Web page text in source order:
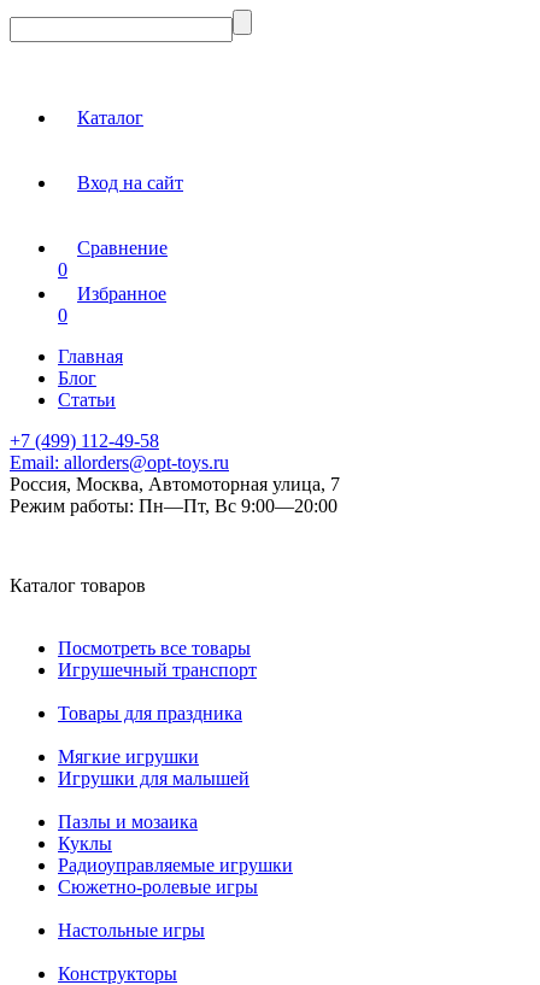
Каталог
Вход на сайт
Сравнение
0
Избранное
0
Главная
Блог
Статьи
+7 (499) 112-49-58
Email: allorders@opt-toys.ru
Россия, Москва, Автомоторная улица, 7
Режим работы: Пн—Пт, Вс 9:00—20:00
Каталог товаров
Посмотреть все товары
Игрушечный транспорт
Товары для праздника
Мягкие игрушки
Игрушки для малышей
Пазлы и мозаика
Куклы
Радиоуправляемые игрушки
Сюжетно-ролевые игры
Настольные игры
Конструкторы